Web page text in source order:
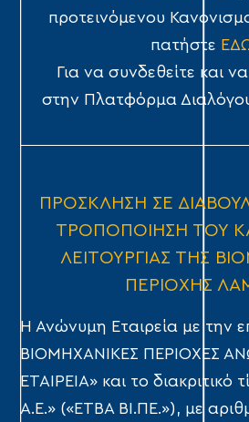
προτεινόμενου
πατήστε
Για να συνδεθείτε και
στην Πλατφόρμα
ΠΡΟΣΚΛΗΣΗ ΣΕ
ΤΡΟΠΟΠΟΙΗΣΗ ΤΟΥ
ΛΕΙΤΟΥΡΓΙΑΣ ΤΗΣ
ΠΕΡΙΟΧΗΣ
Η Ανώνυμη Εταιρεία με την
ΒΙΟΜΗΧΑΝΙΚΕΣ ΠΕΡΙΟΧΕΣ
ΕΤΑΙΡΕΙΑ» και το διακριτικό
Α.Ε.» («ΕΤΒΑ ΒΙ.ΠΕ.»), με